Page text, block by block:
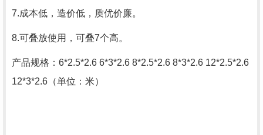
7.成本低，造价低，质优价廉。
8.可叠放使用，可叠7个高。
产品规格：6*2.5*2.6 6*3*2.6 8*2.5*2.6 8*3*2.6 12*2.5*2.6
12*3*2.6（单位：米）